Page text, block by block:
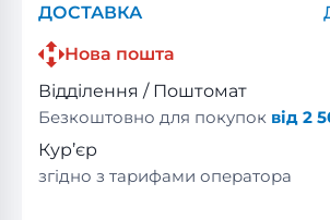
ДОСТАВКА
Нова пошта
Відділення / Поштомат
Безкоштовно для покупок від 2
Кур’єр
згідно з тарифами оператора